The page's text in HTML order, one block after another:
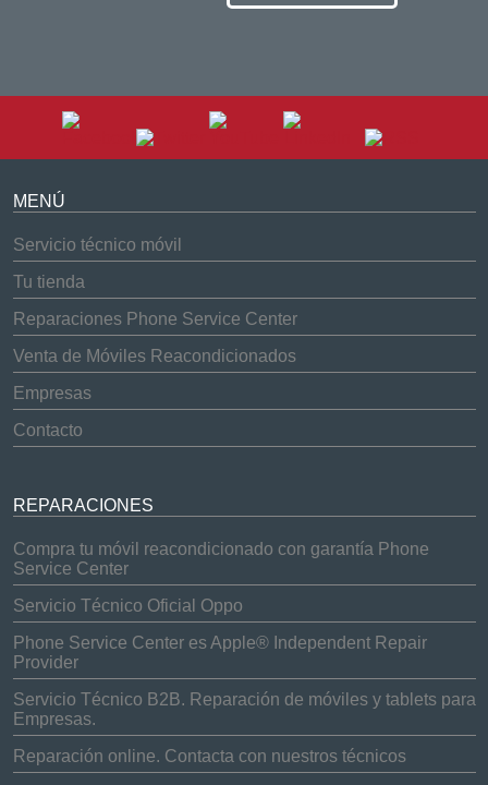
MENÚ
Servicio técnico móvil
Tu tienda
Reparaciones Phone Service Center
Venta de Móviles Reacondicionados
Empresas
Contacto
REPARACIONES
Compra tu móvil reacondicionado con garantía Phone
Service Center
Servicio Técnico Oficial Oppo
Phone Service Center es Apple® Independent Repair
Provider
Servicio Técnico B2B. Reparación de móviles y tablets para
Empresas.
Reparación online. Contacta con nuestros técnicos